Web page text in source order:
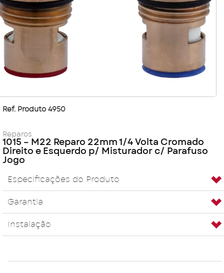
Ref. Produto 4950
Reparos
1015 – M22 Reparo 22mm 1/4 Volta Cromado
Direito e Esquerdo p/ Misturador c/ Parafuso
Jogo
Especificações do Produto
Garantia
Instalação